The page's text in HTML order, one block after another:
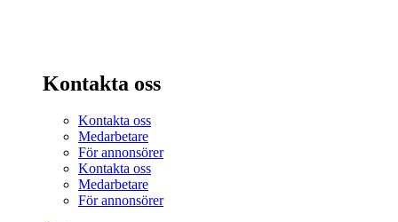
Kontakta oss
Kontakta oss
Medarbetare
För annonsörer
Kontakta oss
Medarbetare
För annonsörer